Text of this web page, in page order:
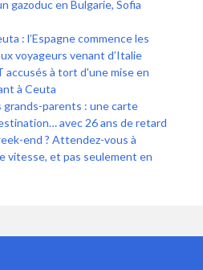
gazoduc en Bulgarie, Sofia
: l’Espagne commence les
voyageurs venant d’Italie
accusés à tort d'une mise en
à Ceuta
grands-parents : une carte
avec 26 ans de retard
end ? Attendez-vous à
vitesse, et pas seulement en